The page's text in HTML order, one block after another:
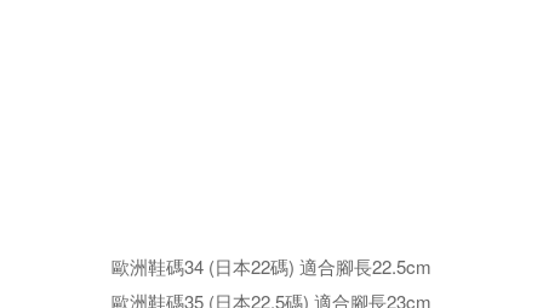
歐洲鞋碼34 (日本22碼) 適合腳長22.5cm
歐洲鞋碼35 (日本22.5碼) 適合腳長23cm